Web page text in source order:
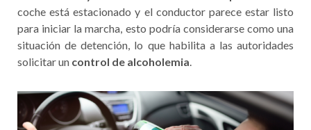
coche está estacionado y el conductor parece estar listo
para iniciar la marcha, esto podría considerarse como una
situación de detención, lo que habilita a las autoridades
solicitar un control de alcoholemia.